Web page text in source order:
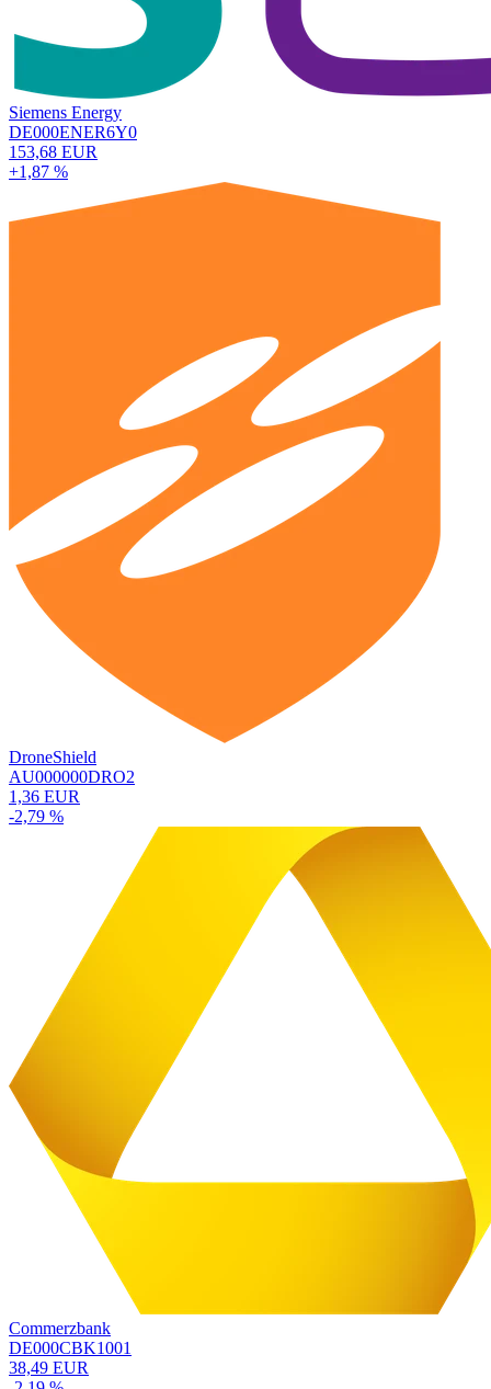
Siemens Energy
DE000ENER6Y0
153,68 EUR
+1,87 %
DroneShield
AU000000DRO2
1,36 EUR
-2,79 %
Commerzbank
DE000CBK1001
38,49 EUR